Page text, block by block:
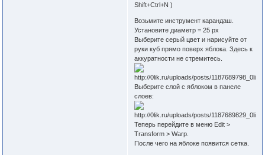
Shift+Ctrl+N )
Возьмите инструмент карандаш.
Установите диаметр = 25 px
Выберите серый цвет и нарисуйте от
руки куб прямо поверх яблока. Здесь к
аккуратности не стремитесь.
Выберите слой с яблоком в панеле
слоев:
Теперь перейдите в меню Edit >
Transform > Warp.
После чего на яблоке появится сетка.